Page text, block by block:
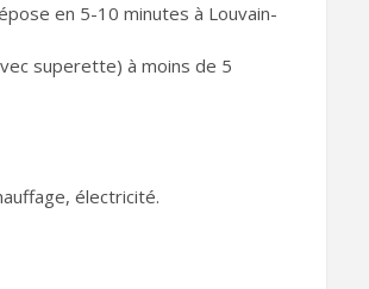
en 5-10 minutes à Louvain-
superette) à moins de 5
électricité.